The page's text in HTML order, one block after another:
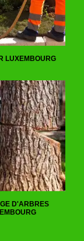
LUXEMBOURG
D'ARBRES